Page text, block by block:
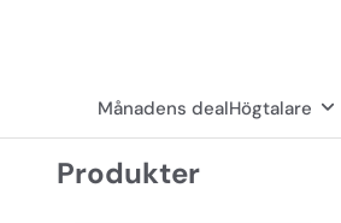
Månadens dealHögtalare
Produkter